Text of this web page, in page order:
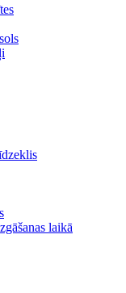
laikā